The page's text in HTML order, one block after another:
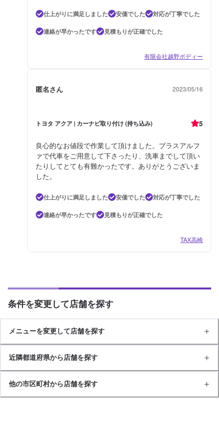
仕上がりに満足しました 安価でした
対応が丁寧でした
連絡が早かったです
見積もりが正確でした
有限会社越野ボディー
匿名さん 2023/05/16
トヨタ アクア | カーナビ取り付け (持ち込み) 5
良心的なお値段で作業して頂けました。プラスアルフ
ァで代車をご用意して下さったり、洗車までして頂い
たりしてとても有難かったです。ありがとうございま
した。
仕上がりに満足しました 安価でした
対応が丁寧でした
連絡が早かったです
見積もりが正確でした
TAX高崎
条件を変更して店舗を探す
メニューを変更して店舗を探す
近隣都道府県から店舗を探す
他の市区町村から店舗を探す